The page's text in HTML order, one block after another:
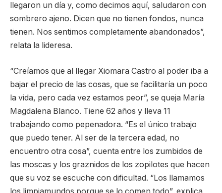
llegaron un día y, como decimos aquí, saludaron con
sombrero ajeno. Dicen que no tienen fondos, nunca
tienen. Nos sentimos completamente abandonados”,
relata la lideresa.
“Creíamos que al llegar Xiomara Castro al poder iba a
bajar el precio de las cosas, que se facilitaría un poco
la vida, pero cada vez estamos peor”, se queja María
Magdalena Blanco. Tiene 62 años y lleva 11
trabajando como pepenadora. “Es el único trabajo
que puedo tener. Al ser de la tercera edad, no
encuentro otra cosa”, cuenta entre los zumbidos de
las moscas y los graznidos de los zopilotes que hacen
que su voz se escuche con dificultad. “Los llamamos